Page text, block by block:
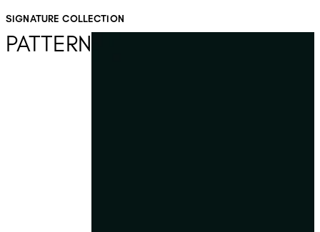
SIGNATURE COLLECTION
PATTERN